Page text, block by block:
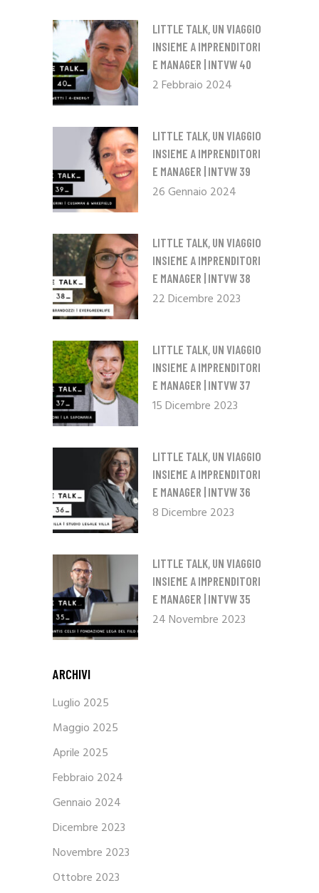
LITTLE TALK, UN VIAGGIO
INSIEME A IMPRENDITORI
E MANAGER | INTVW 40
2 Febbraio 2024
LITTLE TALK, UN VIAGGIO
INSIEME A IMPRENDITORI
E MANAGER | INTVW 39
26 Gennaio 2024
LITTLE TALK, UN VIAGGIO
INSIEME A IMPRENDITORI
E MANAGER | INTVW 38
22 Dicembre 2023
LITTLE TALK, UN VIAGGIO
INSIEME A IMPRENDITORI
E MANAGER | INTVW 37
15 Dicembre 2023
LITTLE TALK, UN VIAGGIO
INSIEME A IMPRENDITORI
E MANAGER | INTVW 36
8 Dicembre 2023
LITTLE TALK, UN VIAGGIO
INSIEME A IMPRENDITORI
E MANAGER | INTVW 35
24 Novembre 2023
ARCHIVI
Luglio 2025
Maggio 2025
Aprile 2025
Febbraio 2024
Gennaio 2024
Dicembre 2023
Novembre 2023
Ottobre 2023